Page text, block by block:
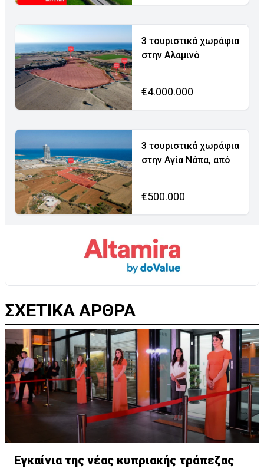
3 τουριστικά χωράφια
στην Αλαμινό
€4.000.000
3 τουριστικά χωράφια
στην Αγία Νάπα, από
€500.000
ΣΧΕΤΙΚΑ ΑΡΘΡΑ
Εγκαίνια της νέας κυπριακής τράπεζας